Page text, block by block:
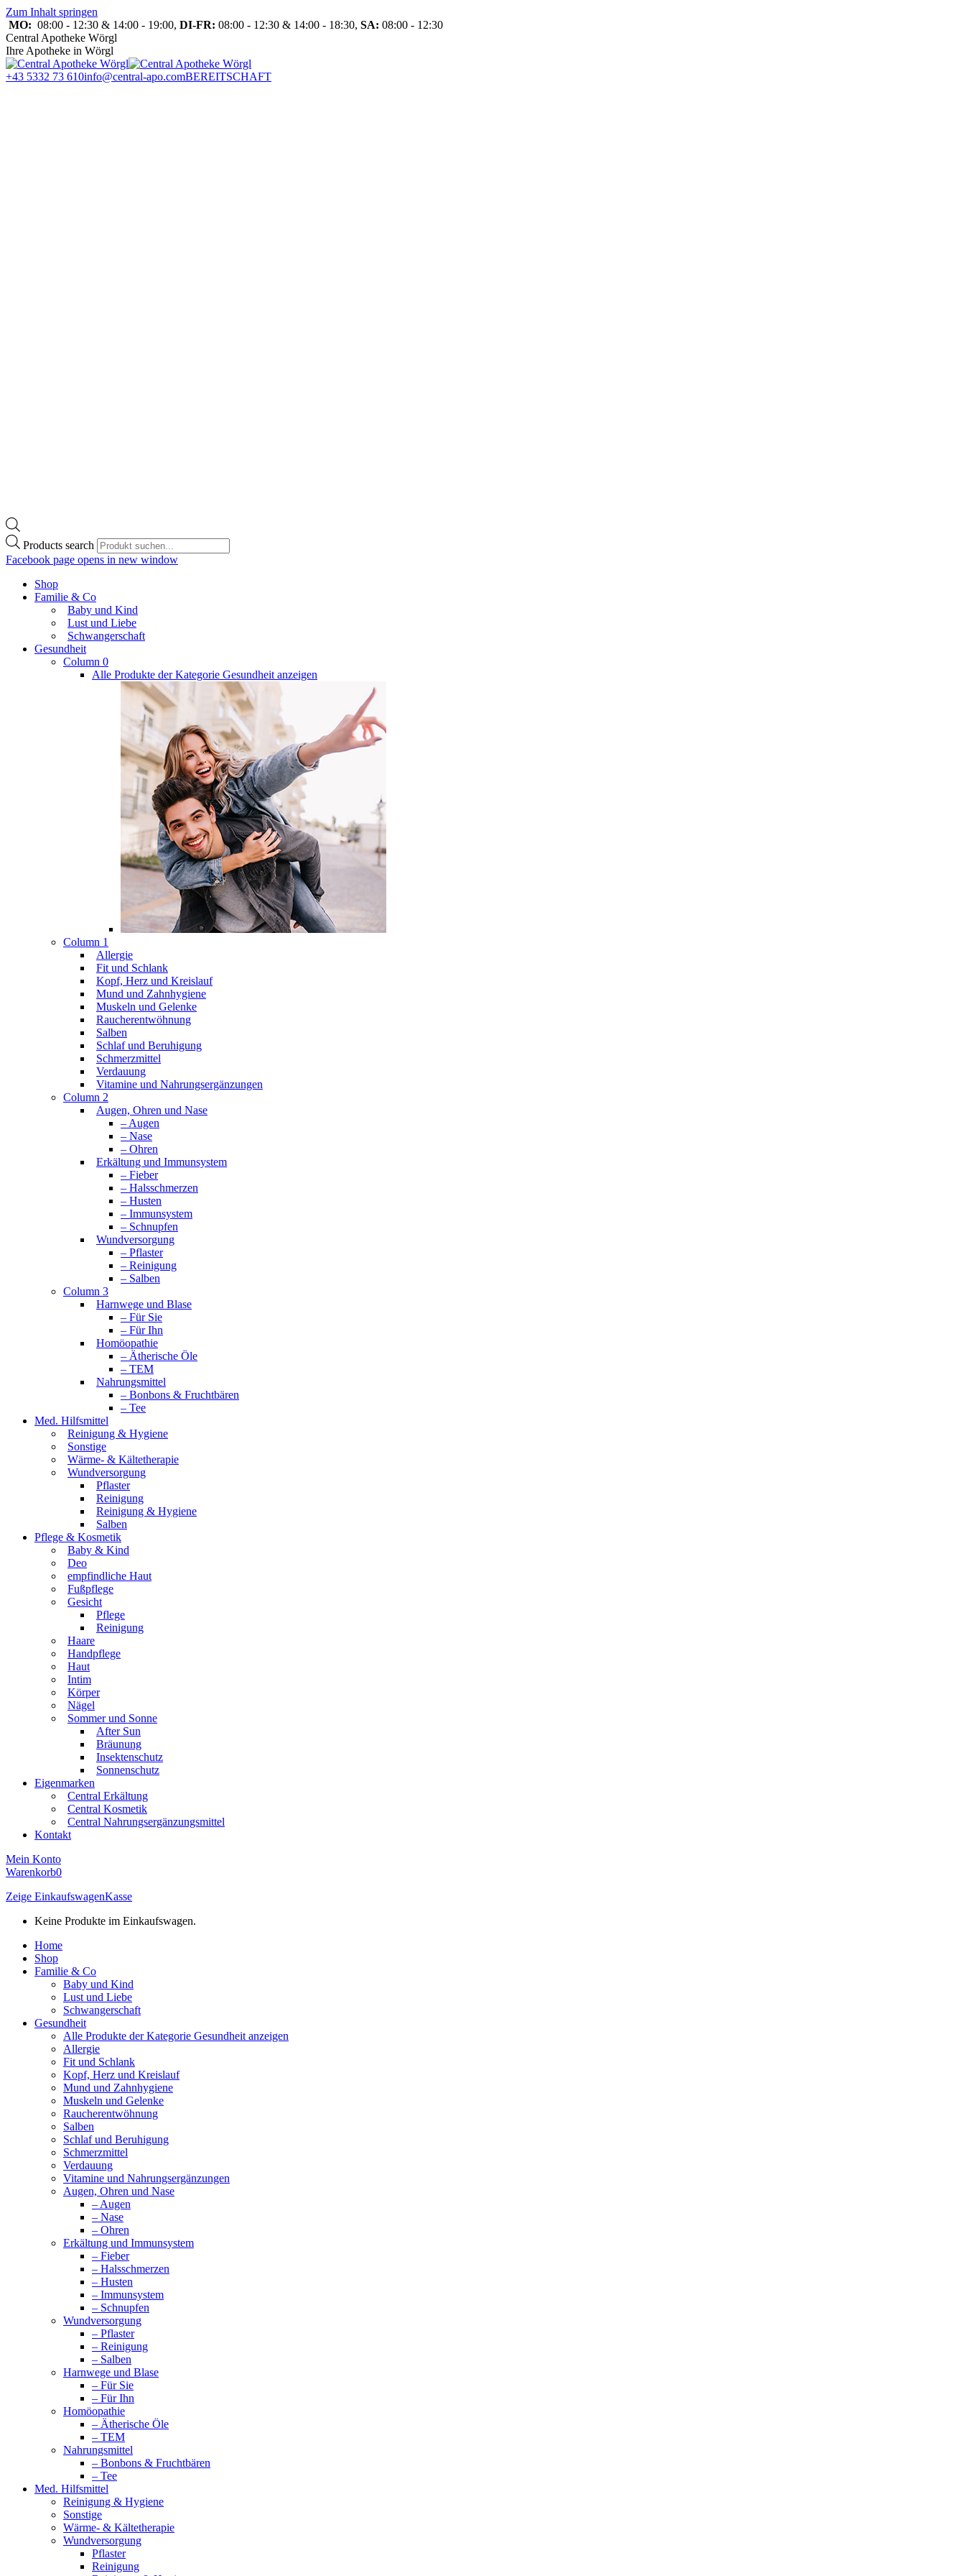
Zum Inhalt springen
MO: 08:00 - 12:30 & 14:00 - 19:00, DI-FR: 08:00 - 12:30 & 14:00 - 18:30, SA: 08:00 - 12:30
Central Apotheke Wörgl
Ihre Apotheke in Wörgl
+43 5332 73 610info@central-apo.comBEREITSCHAFT
Products search
Facebook page opens in new window
Shop
Familie & Co
Baby und Kind
Lust und Liebe
Schwangerschaft
Gesundheit
Column 0
Alle Produkte der Kategorie Gesundheit anzeigen
Column 1
Allergie
Fit und Schlank
Kopf, Herz und Kreislauf
Mund und Zahnhygiene
Muskeln und Gelenke
Raucherentwöhnung
Salben
Schlaf und Beruhigung
Schmerzmittel
Verdauung
Vitamine und Nahrungsergänzungen
Column 2
Augen, Ohren und Nase
– Augen
– Nase
– Ohren
Erkältung und Immunsystem
– Fieber
– Halsschmerzen
– Husten
– Immunsystem
– Schnupfen
Wundversorgung
– Pflaster
– Reinigung
– Salben
Column 3
Harnwege und Blase
– Für Sie
– Für Ihn
Homöopathie
– Ätherische Öle
– TEM
Nahrungsmittel
– Bonbons & Fruchtbären
– Tee
Med. Hilfsmittel
Reinigung & Hygiene
Sonstige
Wärme- & Kältetherapie
Wundversorgung
Pflaster
Reinigung
Reinigung & Hygiene
Salben
Pflege & Kosmetik
Baby & Kind
Deo
empfindliche Haut
Fußpflege
Gesicht
Pflege
Reinigung
Haare
Handpflege
Haut
Intim
Körper
Nägel
Sommer und Sonne
After Sun
Bräunung
Insektenschutz
Sonnenschutz
Eigenmarken
Central Erkältung
Central Kosmetik
Central Nahrungsergänzungsmittel
Kontakt
Mein Konto
Warenkorb0
Zeige EinkaufswagenKasse
Keine Produkte im Einkaufswagen.
Home
Shop
Familie & Co
Baby und Kind
Lust und Liebe
Schwangerschaft
Gesundheit
Alle Produkte der Kategorie Gesundheit anzeigen
Allergie
Fit und Schlank
Kopf, Herz und Kreislauf
Mund und Zahnhygiene
Muskeln und Gelenke
Raucherentwöhnung
Salben
Schlaf und Beruhigung
Schmerzmittel
Verdauung
Vitamine und Nahrungsergänzungen
Augen, Ohren und Nase
– Augen
– Nase
– Ohren
Erkältung und Immunsystem
– Fieber
– Halsschmerzen
– Husten
– Immunsystem
– Schnupfen
Wundversorgung
– Pflaster
– Reinigung
– Salben
Harnwege und Blase
– Für Sie
– Für Ihn
Homöopathie
– Ätherische Öle
– TEM
Nahrungsmittel
– Bonbons & Fruchtbären
– Tee
Med. Hilfsmittel
Reinigung & Hygiene
Sonstige
Wärme- & Kältetherapie
Wundversorgung
Pflaster
Reinigung